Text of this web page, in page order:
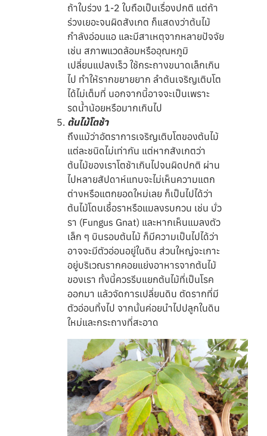
ถ้าใบร่วง 1-2 ใบถือเป็นเรื่องปกติ แต่ถ้า
ร่วงเยอะจนผิดสังเกต ก็แสดงว่าต้นไม้
กำลังอ่อนแอ และมีสาเหตุจากหลายปัจจัย
เช่น สภาพแวดล้อมหรืออุณหภูมิ
เปลี่ยนแปลงเร็ว ใช้กระถางขนาดเล็กเกิน
ไป ทำให้รากขยายยาก ลำต้นเจริญเติบโต
ได้ไม่เต็มที่ นอกจากนี้อาจจะเป็นเพราะ
รดน้ำน้อยหรือมากเกินไป
ต้นไม้โตช้า
ถึงแม้ว่าอัตราการเจริญเติบโตของต้นไม้
แต่ละชนิดไม่เท่ากัน แต่หากสังเกตว่า
ต้นไม้ของเราโตช้าเกินไปจนผิดปกติ ผ่าน
ไปหลายสัปดาห์แทบจะไม่เห็นความแตก
ต่างหรือแตกยอดใหม่เลย ก็เป็นไปได้ว่า
ต้นไม้โดนเชื้อราหรือแมลงรบกวน เช่น บั่ว
รา (Fungus Gnat) และหากเห็นแมลงตัว
เล็ก ๆ บินรอบต้นไม้ ก็มีความเป็นไปได้ว่า
อาจจะมีตัวอ่อนอยู่ในดิน ส่วนใหญ่จะเกาะ
อยู่บริเวณรากคอยแย่งอาหารจากต้นไม้
ของเรา ทั้งนี้ควรรีบแยกต้นไม้ที่เป็นโรค
ออกมา แล้วจัดการเปลี่ยนดิน ตัดรากที่มี
ตัวอ่อนทิ้งไป จากนั้นค่อยนำไปปลูกในดิน
ใหม่และกระถางที่สะอาด